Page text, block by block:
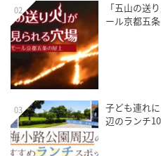
02
「五山の送
ール京都五
03
子ども連れ
辺のランチ